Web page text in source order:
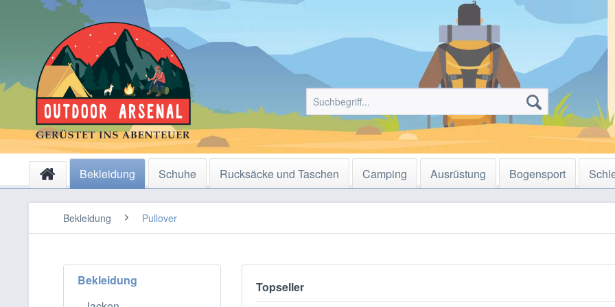
Bekleidung Schuhe Rucksäcke und Taschen Camping Ausrüstung Bogensport
Bekleidung Pullover
Bekleidung
Topseller